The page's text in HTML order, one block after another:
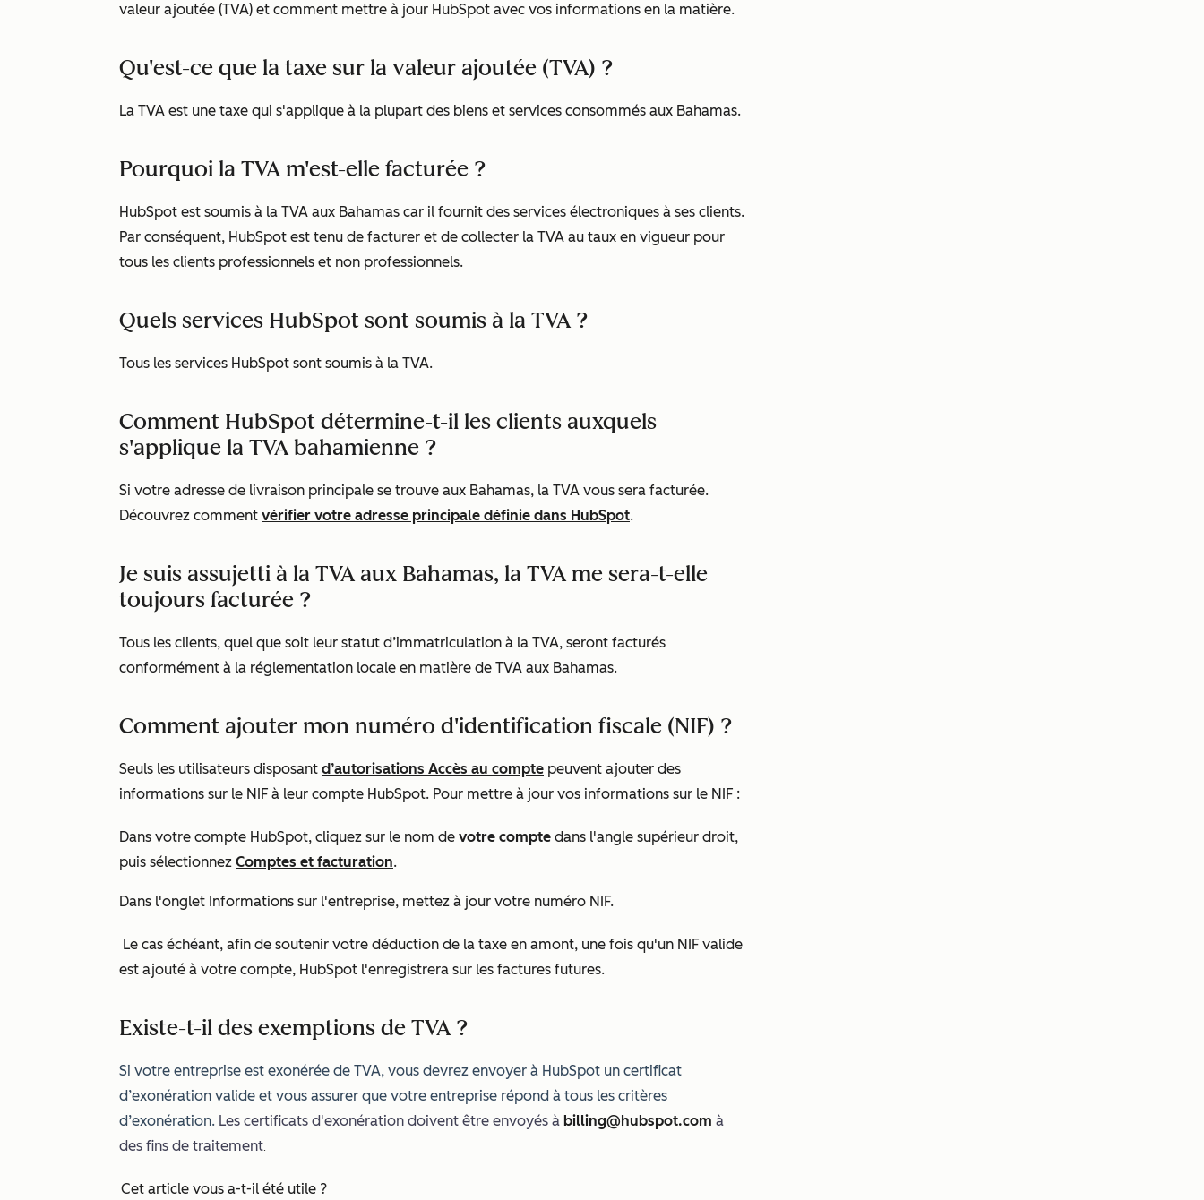
valeur ajoutée (TVA) et comment mettre à jour HubSpot avec vos informations en la matière.
Qu'est-ce que la taxe sur la valeur ajoutée (TVA) ?
La TVA est une taxe qui s'applique à la plupart des biens et services consommés aux Bahamas.
Pourquoi la TVA m'est-elle facturée ?
HubSpot est soumis à la TVA aux Bahamas car il fournit des services électroniques à ses clients.
Par conséquent, HubSpot est tenu de facturer et de collecter la TVA au taux en vigueur pour
tous les clients professionnels et non professionnels.
Quels services HubSpot sont soumis à la TVA ?
Tous les services HubSpot sont soumis à la TVA.
Comment HubSpot détermine-t-il les clients auxquels
s'applique la TVA bahamienne ?
Si votre adresse de livraison principale se trouve aux Bahamas, la TVA vous sera facturée.
Découvrez comment vérifier votre adresse principale définie dans HubSpot.
Je suis assujetti à la TVA aux Bahamas, la TVA me sera-t-elle
toujours facturée ?
Tous les clients, quel que soit leur statut d’immatriculation à la TVA, seront facturés
conformément à la réglementation locale en matière de TVA aux Bahamas.
Comment ajouter mon numéro d'identification fiscale (NIF) ?
Seuls les utilisateurs disposant d’autorisations Accès au compte peuvent ajouter des
informations sur le NIF à leur compte HubSpot. Pour mettre à jour vos informations sur le NIF :
Dans votre compte HubSpot, cliquez sur le nom de votre compte dans l'angle supérieur droit,
puis sélectionnez Comptes et facturation.
Dans l'onglet Informations sur l'entreprise, mettez à jour votre numéro NIF.
Le cas échéant, afin de soutenir votre déduction de la taxe en amont, une fois qu'un NIF valide
est ajouté à votre compte, HubSpot l'enregistrera sur les factures futures.
Existe-t-il des exemptions de TVA ?
Si votre entreprise est exonérée de TVA, vous devrez envoyer à HubSpot un certificat
d’exonération valide et vous assurer que votre entreprise répond à tous les critères
d’exonération. Les certificats d'exonération doivent être envoyés à billing@hubspot.com à
des fins de traitement.
Cet article vous a-t-il été utile ?